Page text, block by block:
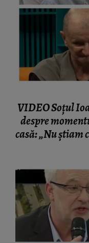
VIDEO Soțul
despre
casă: „Nu știam